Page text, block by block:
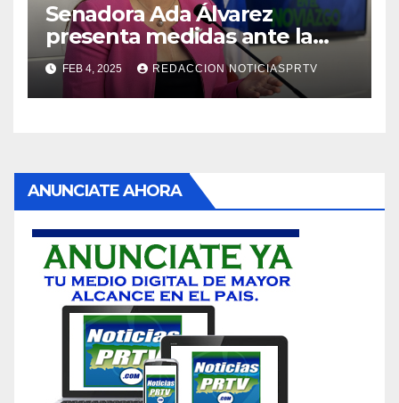
Senadora Ada Álvarez
presenta medidas ante la
violencia en el noviazgo
FEB 4, 2025 REDACCION NOTICIASPRTV
ANUNCIATE AHORA